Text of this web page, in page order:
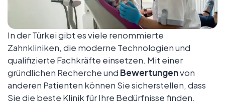
In der Türkei gibt es viele renommierte
Zahnkliniken, die moderne Technologien und
qualifizierte Fachkräfte einsetzen. Mit einer
gründlichen Recherche und Bewertungenvon
anderen Patienten können Sie sicherstellen, dass
Sie die beste Klinik für Ihre Bedürfnisse finden.